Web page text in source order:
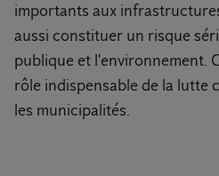
importants aux
aussi constituer un risque
publique et l'environnement.
rôle indispensable de la lutte
les municipalités.